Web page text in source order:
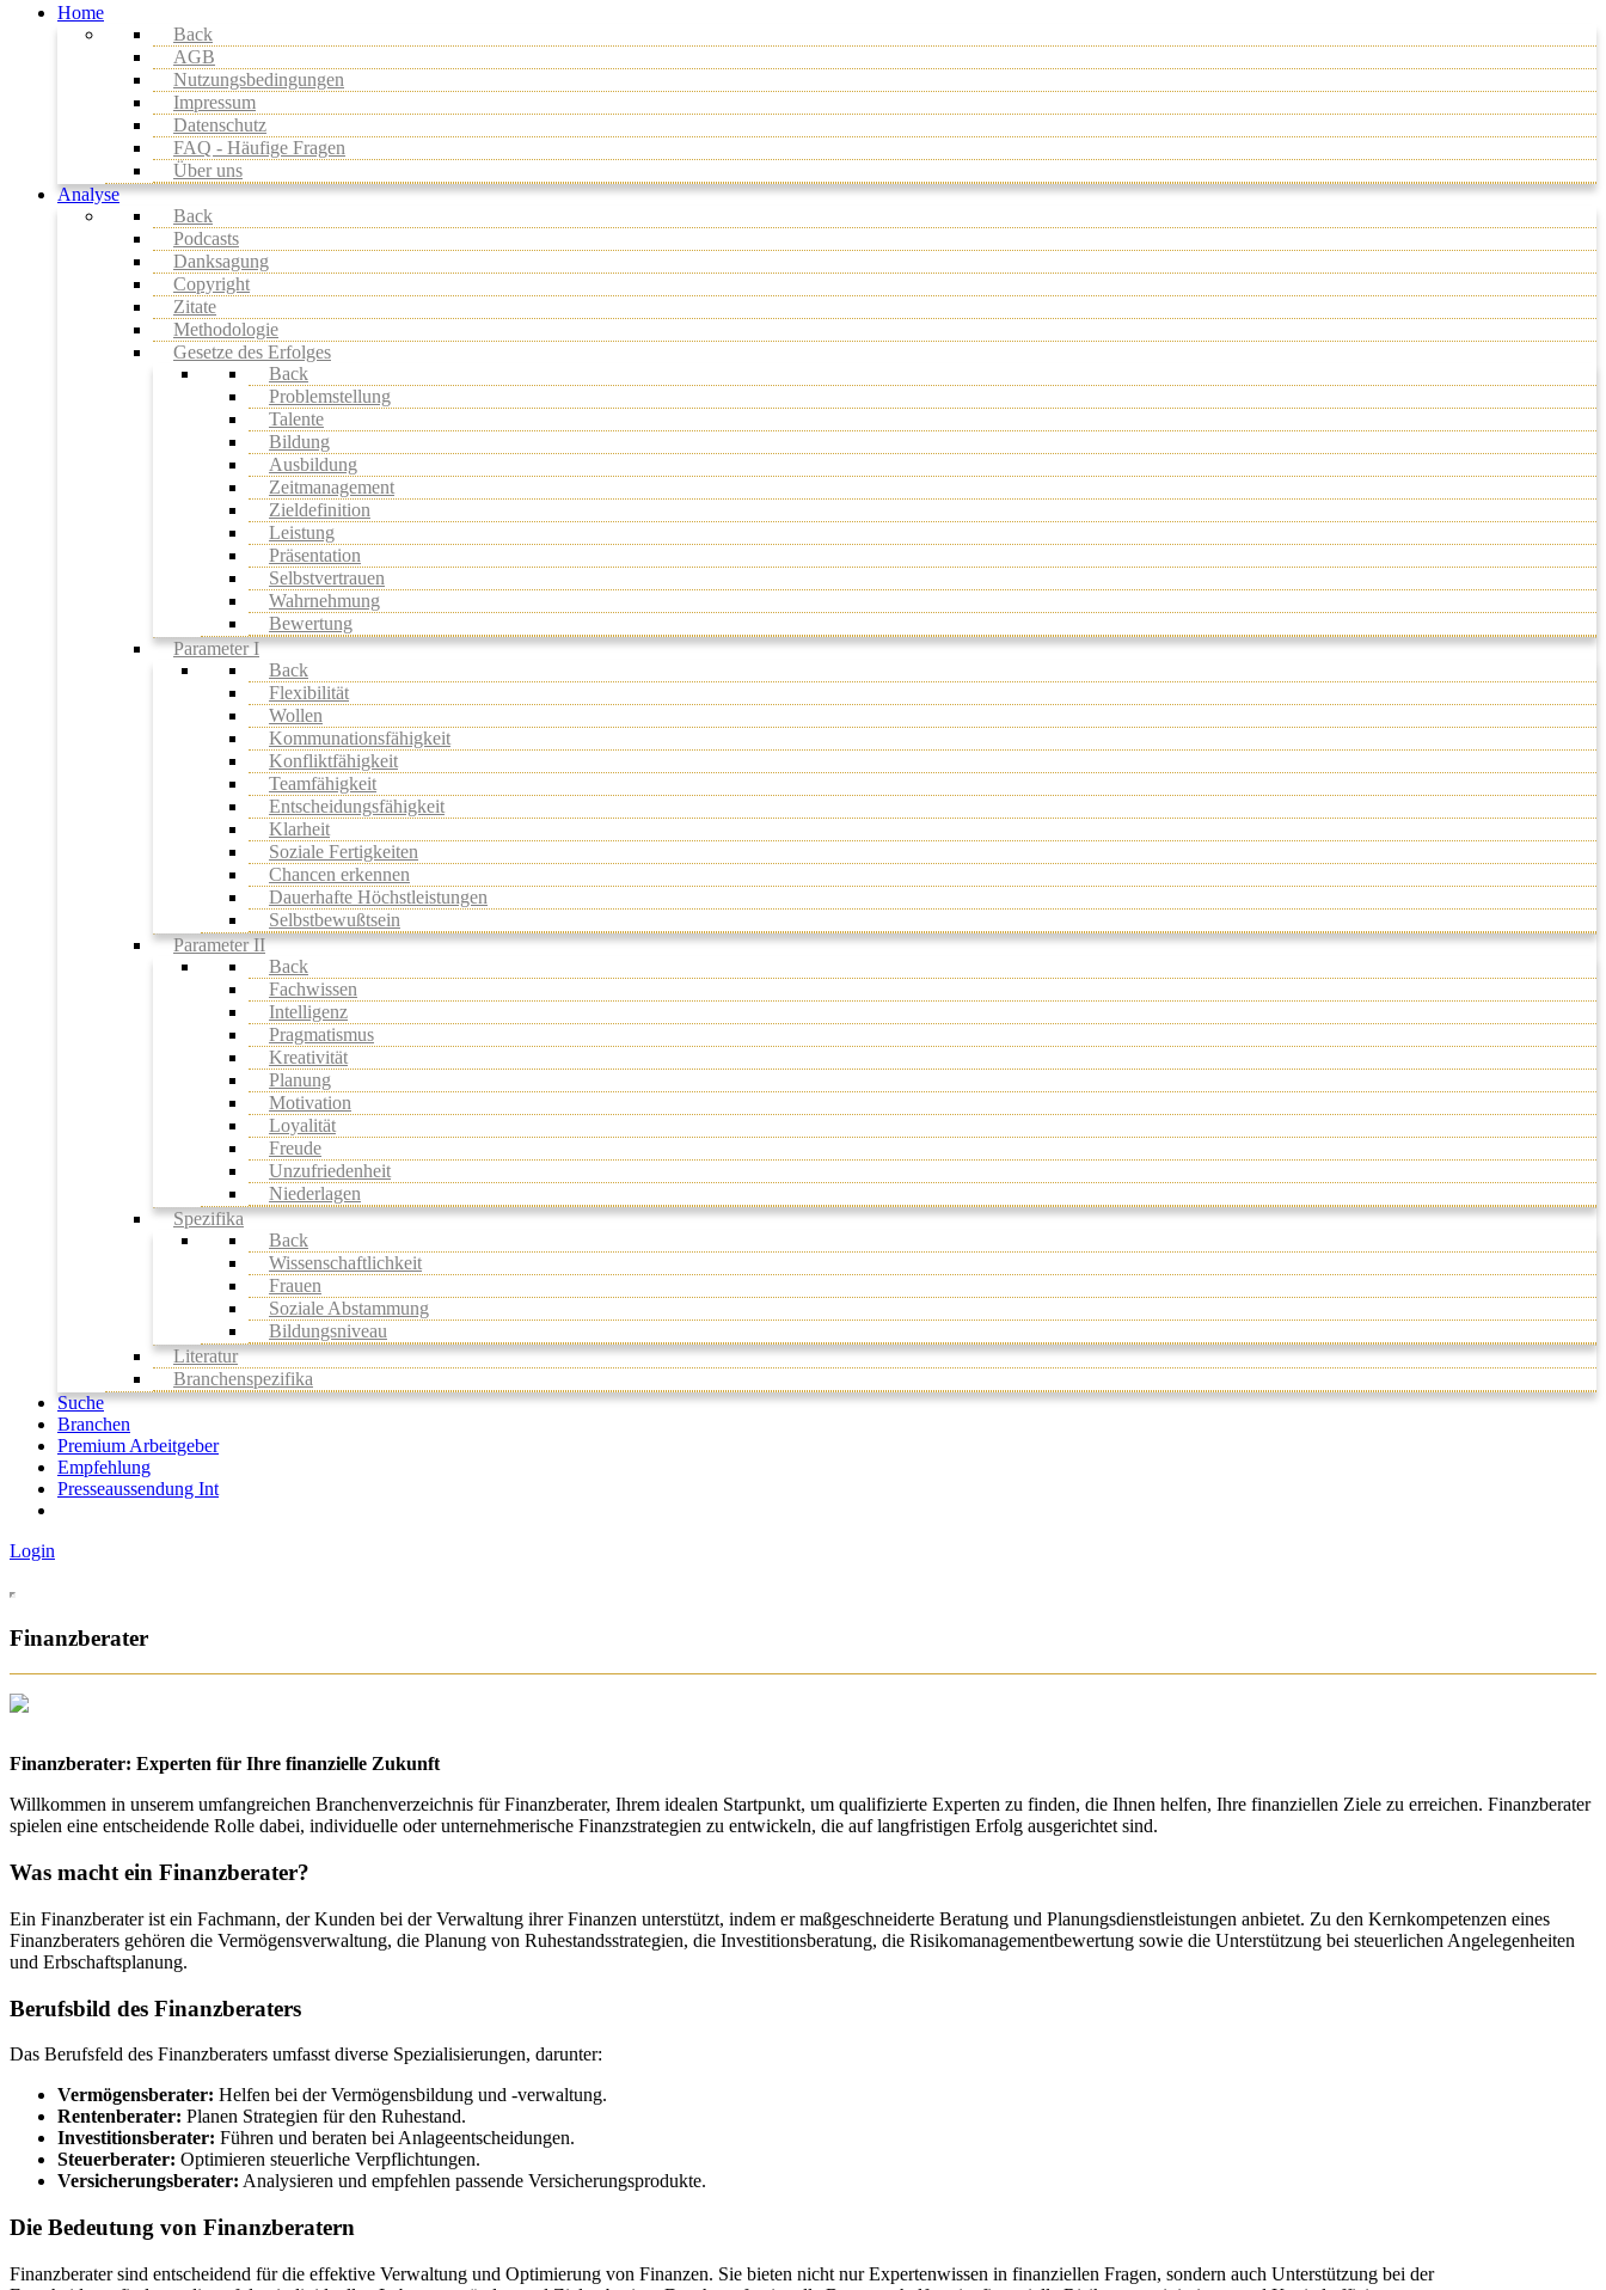
Home
Back
AGB
Nutzungsbedingungen
Impressum
Datenschutz
FAQ - Häufige Fragen
Über uns
Analyse
Back
Podcasts
Danksagung
Copyright
Zitate
Methodologie
Gesetze des Erfolges
Back
Problemstellung
Talente
Bildung
Ausbildung
Zeitmanagement
Zieldefinition
Leistung
Präsentation
Selbstvertrauen
Wahrnehmung
Bewertung
Parameter I
Back
Flexibilität
Wollen
Kommunationsfähigkeit
Konfliktfähigkeit
Teamfähigkeit
Entscheidungsfähigkeit
Klarheit
Soziale Fertigkeiten
Chancen erkennen
Dauerhafte Höchstleistungen
Selbstbewußtsein
Parameter II
Back
Fachwissen
Intelligenz
Pragmatismus
Kreativität
Planung
Motivation
Loyalität
Freude
Unzufriedenheit
Niederlagen
Spezifika
Back
Wissenschaftlichkeit
Frauen
Soziale Abstammung
Bildungsniveau
Literatur
Branchenspezifika
Suche
Branchen
Premium Arbeitgeber
Empfehlung
Presseaussendung Int
Login
Finanzberater
Finanzberater: Experten für Ihre finanzielle Zukunft
Willkommen in unserem umfangreichen Branchenverzeichnis für Finanzberater, Ihrem idealen Startpunkt, um qualifizierte Experten zu finden, die Ihnen helfen, Ihre finanziellen Ziele zu erreichen. Finanzberater
spielen eine entscheidende Rolle dabei, individuelle oder unternehmerische Finanzstrategien zu entwickeln, die auf langfristigen Erfolg ausgerichtet sind.
Was macht ein Finanzberater?
Ein Finanzberater ist ein Fachmann, der Kunden bei der Verwaltung ihrer Finanzen unterstützt, indem er maßgeschneiderte Beratung und Planungsdienstleistungen anbietet. Zu den Kernkompetenzen eines
Finanzberaters gehören die Vermögensverwaltung, die Planung von Ruhestandsstrategien, die Investitionsberatung, die Risikomanagementbewertung sowie die Unterstützung bei steuerlichen Angelegenheiten
und Erbschaftsplanung.
Berufsbild des Finanzberaters
Das Berufsfeld des Finanzberaters umfasst diverse Spezialisierungen, darunter:
Vermögensberater: Helfen bei der Vermögensbildung und -verwaltung.
Rentenberater: Planen Strategien für den Ruhestand.
Investitionsberater: Führen und beraten bei Anlageentscheidungen.
Steuerberater: Optimieren steuerliche Verpflichtungen.
Versicherungsberater: Analysieren und empfehlen passende Versicherungsprodukte.
Die Bedeutung von Finanzberatern
Finanzberater sind entscheidend für die effektive Verwaltung und Optimierung von Finanzen. Sie bieten nicht nur Expertenwissen in finanziellen Fragen, sondern auch Unterstützung bei der